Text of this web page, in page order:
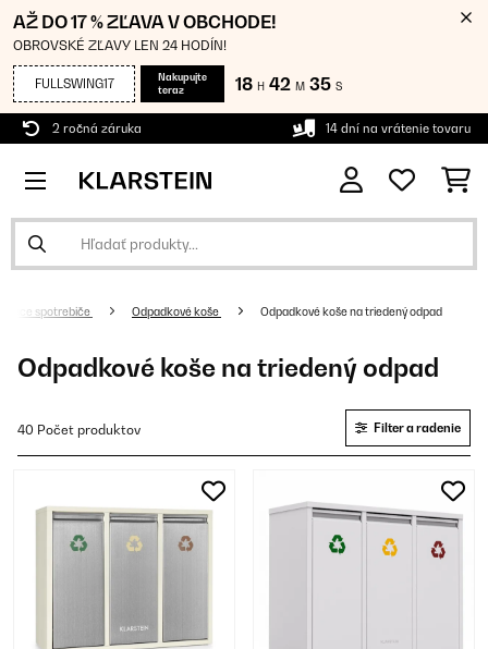
AŽ DO 17 % ZĽAVA V OBCHODE!
OBROVSKÉ ZĽAVY LEN 24 HODÍN!
FULLSWING17
Nakupujte
teraz
18 H 42 M 34 S
2 ročná záruka 14 dní na vrátenie tovaru
spotrebiče Odpadkové koše Odpadkové koše na triedený odpad
Odpadkové koše na triedený odpad
40 Počet produktov Filter a radenie